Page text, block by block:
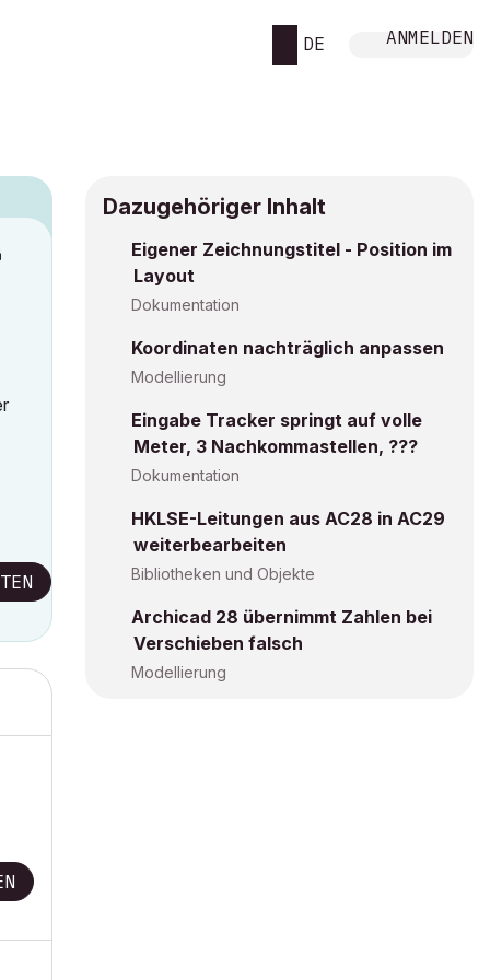
DE ANMELDEN
Dazugehöriger Inhalt
Eigener Zeichnungstitel - Position im
Layout
Dokumentation
Koordinaten nachträglich anpassen
Modellierung
Eingabe Tracker springt auf volle
Meter, 3 Nachkommastellen, ???
Dokumentation
HKLSE-Leitungen aus AC28 in AC29
weiterbearbeiten
Bibliotheken und Objekte
Archicad 28 übernimmt Zahlen bei
Verschieben falsch
Modellierung